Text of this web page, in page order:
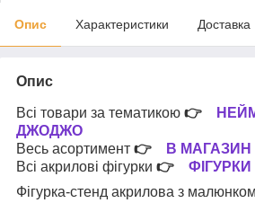
Опис Характеристики Доставка
Опис
Всі товари за тематикою 👉
ДЖОДЖО
Весь асортимент 👉
В МАГАЗИН
Всі акрилові фігурки 👉 ФІГУРКИ
Фігурка-стенд акрилова з